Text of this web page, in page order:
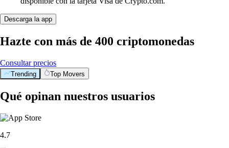
Descarga la app
Hazte con más de 400 criptomonedas
Consultar precios
Trending Top Movers
Qué opinan nuestros usuarios
4.7